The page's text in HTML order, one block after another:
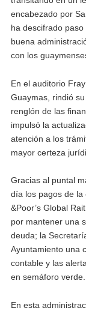
encabezado por
ha descifrado
buena
con los
En el auditorio
Guaymas, rindió
renglón de las
impulsó la
atención a los
mayor certeza
Gracias al puntal
día los pagos de la
&Poor’s Global
por mantener una
deuda; la
Ayuntamiento una
contable y las
en semáforo verde.
En esta